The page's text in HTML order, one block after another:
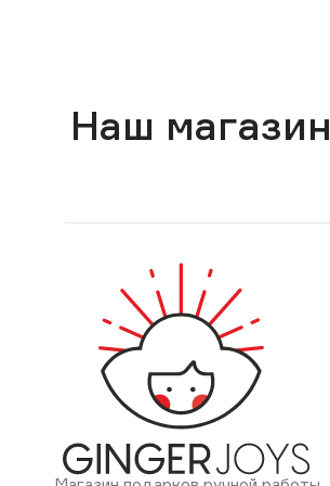
Наш магазин